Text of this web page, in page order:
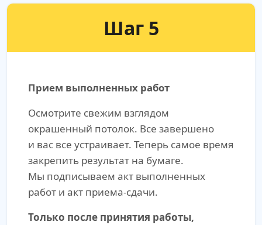
Шаг 5
Прием выполненных работ
Осмотрите свежим взглядом
окрашенный потолок. Все завершено
и вас все устраивает. Теперь самое время
закрепить результат на бумаге.
Мы подписываем акт выполненных
работ и акт приема-сдачи.
Только после принятия работы,